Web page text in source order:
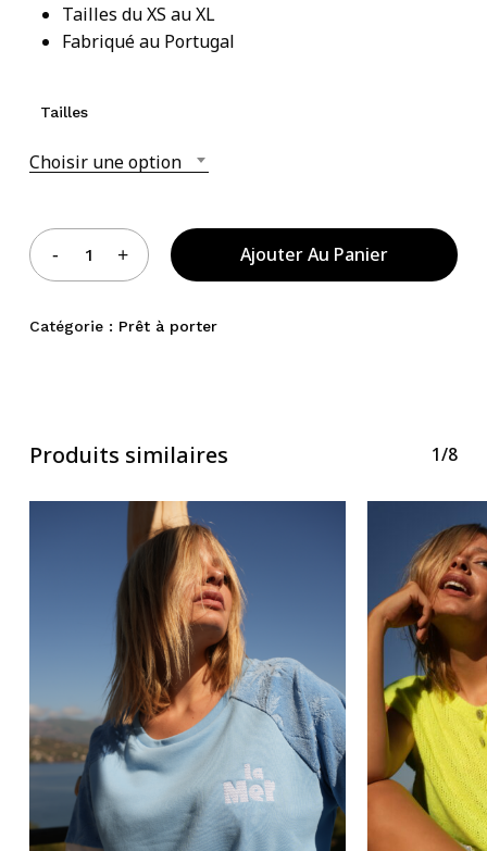
Acheter Des Produits
Tailles du XS au XL
Fabriqué au Portugal
Tailles
Choisir une option
Ajouter Au Panier
Catégorie : Prêt à porter
Produits similaires 1/8